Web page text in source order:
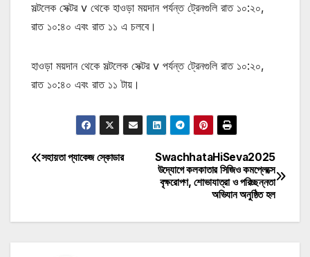
সল্টলেক সেক্টর v থেকে হাওড়া ময়দান পর্যন্ত ট্রেনগুলি রাত ১০:২০,
রাত ১০:৪০ এবং রাত ১১ এ চলবে।
হাওড়া ময়দান থেকে সল্টলেক সেক্টর v পর্যন্ত ট্রেনগুলি রাত ১০:২০,
রাত ১০:৪০ এবং রাত ১১ টায়।
Post
SwachhataHiSeva2025
উদ্যোগে কলকাতার সিজিও কমপ্লেক্সে
বৃক্ষরোপণ, শোভাযাত্রা ও পরিচ্ছন্নতা
অভিযান অনুষ্ঠিত হল
সহায়তা প্যাকেজ স্কোডার